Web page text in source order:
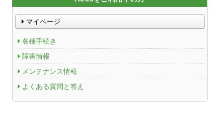
マイページ
各種手続き
障害情報
メンテナンス情報
よくある質問と答え